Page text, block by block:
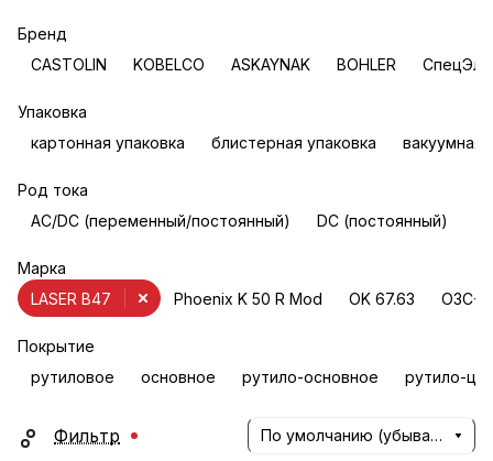
Бренд
CASTOLIN
KOBELCO ASKAYNAK BOHLER
Упаковка
картонная упаковка
блистерная упаковка вакуумная
Род тока
AC/DC (переменный/постоянный)
DC (постоянный)
Марка
Phoenix K 50 R Mod
OK 67.63 ОЗС-12
LASER B47
Покрытие
рутиловое
основное рутило-основное рутило-
Фильтр По умолчанию (убывание)